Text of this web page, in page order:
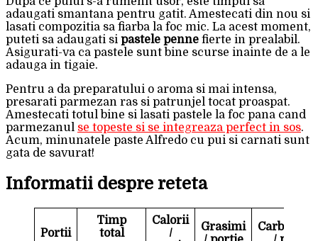
adaugati smantana pentru gatit. Amestecati din nou si
lasati compozitia sa fiarba la foc mic. La acest moment,
puteti sa adaugati si pastele penne fierte in prealabil.
Asigurati-va ca pastele sunt bine scurse inainte de a le
adauga in tigaie.
Pentru a da preparatului o aroma si mai intensa,
presarati parmezan ras si patrunjel tocat proaspat.
Amestecati totul bine si lasati pastele la foc pana cand
parmezanul se topeste si se integreaza perfect in sos.
Acum, minunatele paste Alfredo cu pui si carnati sunt
gata de savurat!
Informatii despre reteta
Portii
Timp
total
Calorii
/
Grasimi